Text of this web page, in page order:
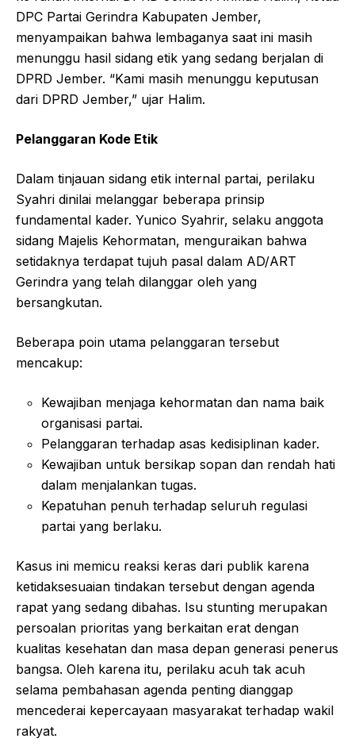
DPC Partai Gerindra Kabupaten Jember,
menyampaikan bahwa lembaganya saat ini masih
menunggu hasil sidang etik yang sedang berjalan di
DPRD Jember. “Kami masih menunggu keputusan
dari DPRD Jember,” ujar Halim.
Pelanggaran Kode Etik
Dalam tinjauan sidang etik internal partai, perilaku
Syahri dinilai melanggar beberapa prinsip
fundamental kader. Yunico Syahrir, selaku anggota
sidang Majelis Kehormatan, menguraikan bahwa
setidaknya terdapat tujuh pasal dalam AD/ART
Gerindra yang telah dilanggar oleh yang
bersangkutan.
Beberapa poin utama pelanggaran tersebut
mencakup:
Kewajiban menjaga kehormatan dan nama baik
organisasi partai.
Pelanggaran terhadap asas kedisiplinan kader.
Kewajiban untuk bersikap sopan dan rendah hati
dalam menjalankan tugas.
Kepatuhan penuh terhadap seluruh regulasi
partai yang berlaku.
Kasus ini memicu reaksi keras dari publik karena
ketidaksesuaian tindakan tersebut dengan agenda
rapat yang sedang dibahas. Isu stunting merupakan
persoalan prioritas yang berkaitan erat dengan
kualitas kesehatan dan masa depan generasi penerus
bangsa. Oleh karena itu, perilaku acuh tak acuh
selama pembahasan agenda penting dianggap
mencederai kepercayaan masyarakat terhadap wakil
rakyat.